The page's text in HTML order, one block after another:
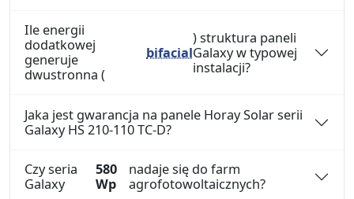
Ile energii
dodatkowej
generuje
dwustronna (
bifacial
) struktura paneli
Galaxy w typowej
instalacji?
Jaka jest gwarancja na panele Horay Solar serii
Galaxy HS 210-110 TC-D?
Czy seria
Galaxy
580
Wp
nadaje się do farm
agrofotowoltaicznych?